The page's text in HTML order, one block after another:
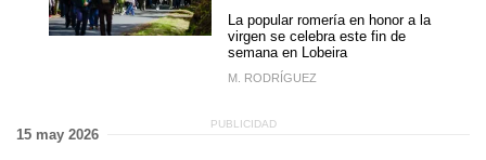
La popular romería en honor a la
virgen se celebra este fin de
semana en Lobeira
M. RODRÍGUEZ
15 may 2026